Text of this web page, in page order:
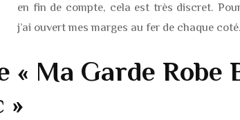
en fin de compte, cela est très discret.
j’ai ouvert mes marges au fer de chaque coté.
Ma Garde Robe
»